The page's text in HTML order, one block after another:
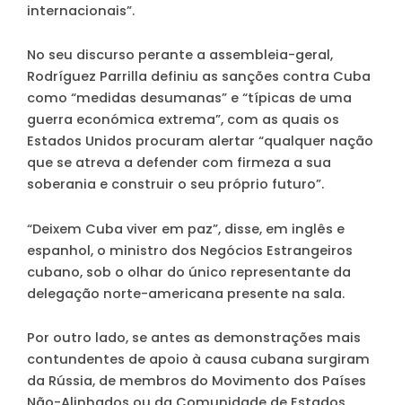
internacionais”.
No seu discurso perante a assembleia-geral,
Rodríguez Parrilla definiu as sanções contra Cuba
como “medidas desumanas” e “típicas de uma
guerra económica extrema”, com as quais os
Estados Unidos procuram alertar “qualquer nação
que se atreva a defender com firmeza a sua
soberania e construir o seu próprio futuro”.
“Deixem Cuba viver em paz”, disse, em inglês e
espanhol, o ministro dos Negócios Estrangeiros
cubano, sob o olhar do único representante da
delegação norte-americana presente na sala.
Por outro lado, se antes as demonstrações mais
contundentes de apoio à causa cubana surgiram
da Rússia, de membros do Movimento dos Países